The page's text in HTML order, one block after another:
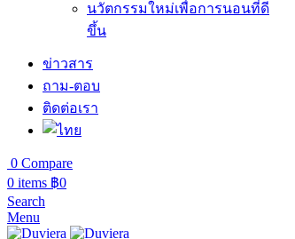
นวัตกรรมใหม่เพื่อการนอนที่ดี
ขึ้น
ข่าวสาร
ถาม-ตอบ
ติดต่อเรา
0 Compare
0 items ฿0
Search
Menu